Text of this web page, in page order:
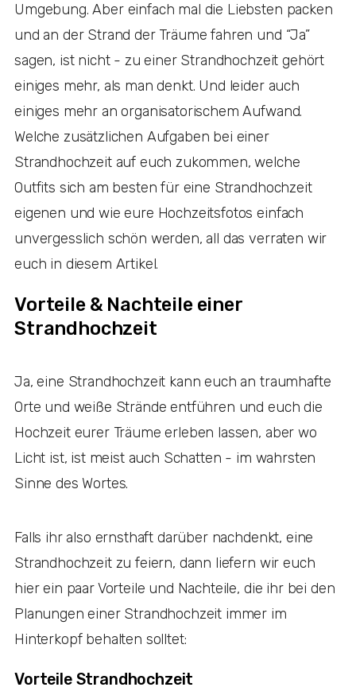
Umgebung. Aber einfach mal die Liebsten packen
und an der Strand der Träume fahren und “Ja”
sagen, ist nicht - zu einer Strandhochzeit gehört
einiges mehr, als man denkt. Und leider auch
einiges mehr an organisatorischem Aufwand.
Welche zusätzlichen Aufgaben bei einer
Strandhochzeit auf euch zukommen, welche
Outfits sich am besten für eine Strandhochzeit
eigenen und wie eure Hochzeitsfotos einfach
unvergesslich schön werden, all das verraten wir
euch in diesem Artikel.
Vorteile & Nachteile einer
Strandhochzeit
Ja, eine Strandhochzeit kann euch an traumhafte
Orte und weiße Strände entführen und euch die
Hochzeit eurer Träume erleben lassen, aber wo
Licht ist, ist meist auch Schatten - im wahrsten
Sinne des Wortes.
Falls ihr also ernsthaft darüber nachdenkt, eine
Strandhochzeit zu feiern, dann liefern wir euch
hier ein paar Vorteile und Nachteile, die ihr bei den
Planungen einer Strandhochzeit immer im
Hinterkopf behalten solltet:
Vorteile Strandhochzeit